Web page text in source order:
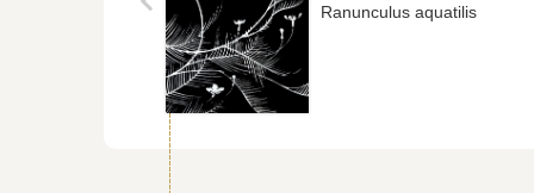
Ranunculus aquatilis